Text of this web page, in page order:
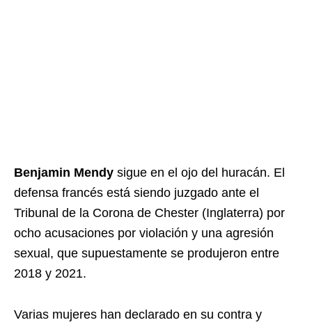
Benjamin Mendy sigue en el ojo del huracán. El
defensa francés está siendo juzgado ante el
Tribunal de la Corona de Chester (Inglaterra) por
ocho acusaciones por violación y una agresión
sexual, que supuestamente se produjeron entre
2018 y 2021.
Varias mujeres han declarado en su contra y